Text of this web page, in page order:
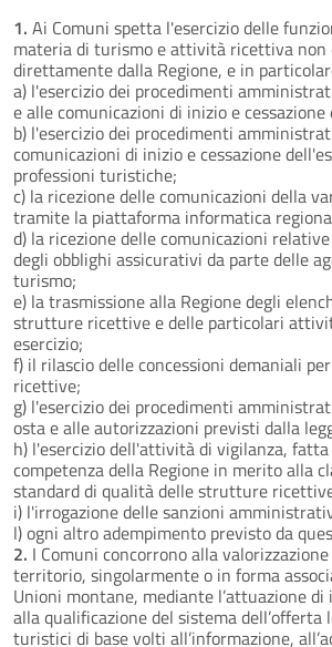
1. Ai Comuni spetta l'esercizio delle
materia di turismo e attività ricettiva non
direttamente dalla Regione, e in
a) l'esercizio dei procedimenti
e alle comunicazioni di inizio e
b) l'esercizio dei procedimenti
comunicazioni di inizio e cessazione
professioni turistiche;
c) la ricezione delle comunicazioni della
tramite la piattaforma informatica
d) la ricezione delle comunicazioni
degli obblighi assicurativi da parte delle
turismo;
e) la trasmissione alla Regione degli
strutture ricettive e delle particolari
esercizio;
f) il rilascio delle concessioni demaniali
ricettive;
g) l'esercizio dei procedimenti
osta e alle autorizzazioni previsti dalla
h) l'esercizio dell'attività di vigilanza,
competenza della Regione in merito alla
standard di qualità delle strutture
i) l'irrogazione delle sanzioni
l) ogni altro adempimento previsto da
2. I Comuni concorrono alla
territorio, singolarmente o in forma
Unioni montane, mediante l’attuazione
alla qualificazione del sistema dell’offerta
turistici di base volti all’informazione,